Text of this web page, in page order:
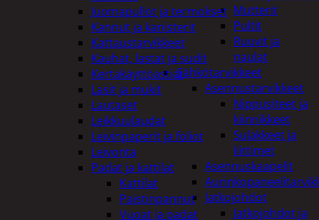
Mutterit
Pultit
Ruuvit ja
naulat
Sähkötarvikkeet
Asennustarvikkeet
Nippusiteet ja
kiinnikkeet
Sulakkeet ja
liittimet
Asennuskaapelit
Jatkojohdot
Jatkojohdot ja
Juomapullot ja termokset
Kannut ja kanisterit
Kattaustarvikkeet
Kauhat, lastat ja sudit
Kertakäyttöastiat
Lasit ja mukit
Lautaset
Leikkuulaudat
Leivinpaperit ja foliot
Leivonta
Padat ja kattilat
Kattilat
Paistinpannut
Vuoat ja padat